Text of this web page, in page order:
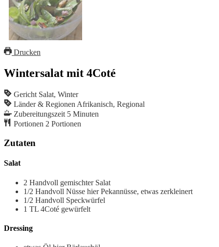
Drucken
Wintersalat mit 4Coté
Gericht Salat, Winter
Länder & RegionenAfrikanisch, Regional
Zubereitungszeit 5 Minuten
Portionen 2 Portionen
Zutaten
Salat
2 Handvoll gemischter Salat
1/2 Handvoll Nüsse hier Pekannüsse, etwas zerkleinert
1/2 Handvoll Speckwürfel
1 TL 4Coté gewürfelt
Dressing